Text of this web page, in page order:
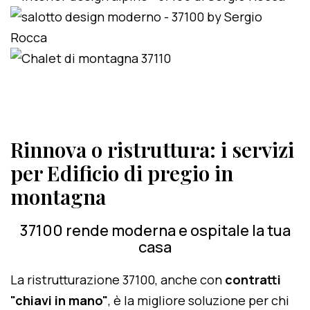
Rinnova o ristruttura: i servizi
per Edificio di pregio in
montagna
37100 rende moderna e ospitale la tua
casa
La ristrutturazione 37100, anche con contratti
"chiavi in mano", è la migliore soluzione per chi